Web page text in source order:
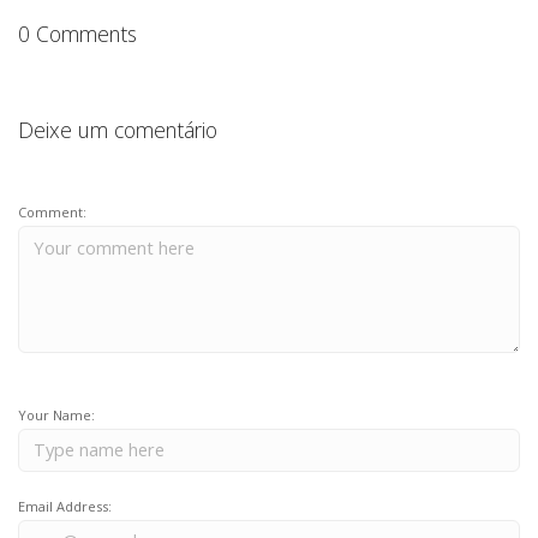
0 Comments
Deixe um comentário
Comment:
Your Name:
Email Address: